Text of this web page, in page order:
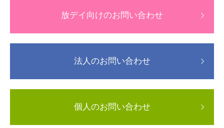
放デイ向けのお問い合わせ
法人のお問い合わせ
個人のお問い合わせ